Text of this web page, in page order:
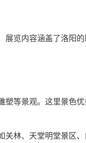
展览内容涵盖了洛阳
塑等景观。这里景色
关林、天堂明堂景区